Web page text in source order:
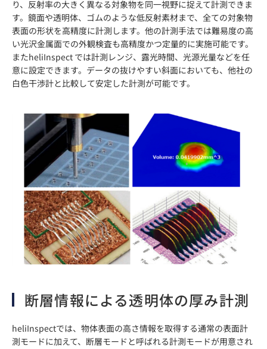
り、反射率の大きく異なる対象物を同一視野に捉えて計測できま
す。鏡面や透明体、ゴムのような低反射素材まで、全ての対象物
表面の形状を高精度に計測します。他の計測手法では難易度の高
い光沢金属面での外観検査も高精度かつ定量的に実施可能です。
またheliInspect では計測レンジ、露光時間、光源光量などを任
意に設定できます。データの抜けやすい斜面においても、他社の
白色干渉計と比較して安定した計測が可能です。
断層情報による透明体の厚み計測
heliInspectでは、物体表面の高さ情報を取得する通常の表面計
測モードに加えて、断層モードと呼ばれる計測モードが用意され